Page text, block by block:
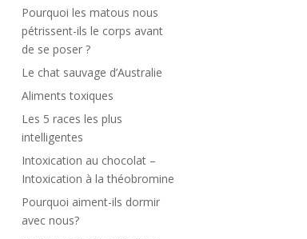
Pourquoi les matous nous
pétrissent-ils le corps avant
de se poser ?
Le chat sauvage d’Australie
Aliments toxiques
Les 5 races les plus
intelligentes
Intoxication au chocolat –
Intoxication à la théobromine
Pourquoi aiment-ils dormir
avec nous?